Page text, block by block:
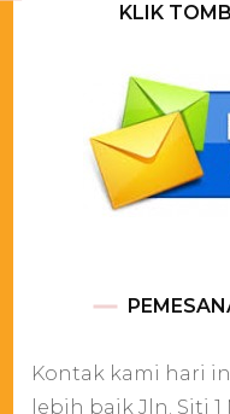
KLIK
Kontak kami hari
lebih baik Jln. Siti